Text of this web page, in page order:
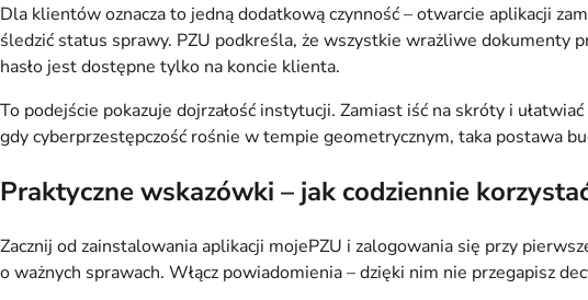
Dla klientów oznacza to jedną dodatkową czynność – otwarcie aplikacji
śledzić status sprawy. PZU podkreśla, że wszystkie wrażliwe dokumenty
hasło jest dostępne tylko na koncie klienta.
To podejście pokazuje dojrzałość instytucji. Zamiast iść na skróty i
gdy cyberprzestępczość rośnie w tempie geometrycznym, taka postawa
Praktyczne wskazówki – jak codziennie
Zacznij od zainstalowania aplikacji mojePZU i zalogowania się przy
o ważnych sprawach. Włącz powiadomienia – dzięki nim nie przegapisz